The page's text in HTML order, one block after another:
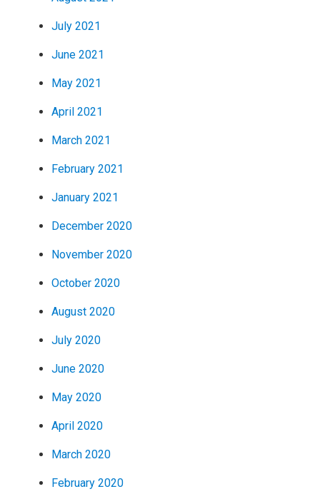
July 2021
June 2021
May 2021
April 2021
March 2021
February 2021
January 2021
December 2020
November 2020
October 2020
August 2020
July 2020
June 2020
May 2020
April 2020
March 2020
February 2020